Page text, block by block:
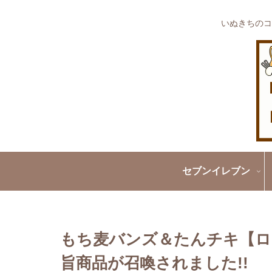
いぬきちの
セブンイレブン
もち麦バンズ＆たんチキ【
旨商品が召喚されました!!